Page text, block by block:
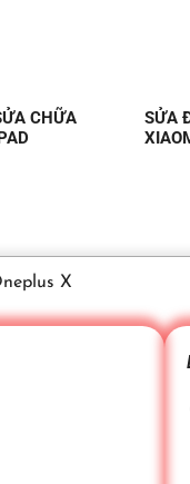
CHỮA
SỬA
X